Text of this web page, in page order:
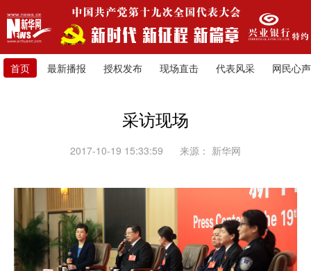
首页 最新播报 授权发布 现场直击 代表风采 网民心声
采访现场
2017-10-19 15:33:59 来源： 新华网